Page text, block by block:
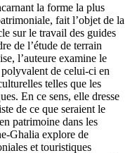
la forme la plus
fait l’objet de la
sur le travail des guides
de l’étude de terrain
l’auteure examine le
de celui-ci en
telles que les
En ce sens, elle dresse
de ce que seraient le
patrimoine dans les
Ghalia explore de
et touristiques